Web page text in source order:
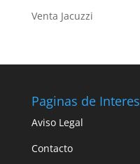
Venta Jacuzzi
Paginas de Interes
Aviso Legal
Contacto